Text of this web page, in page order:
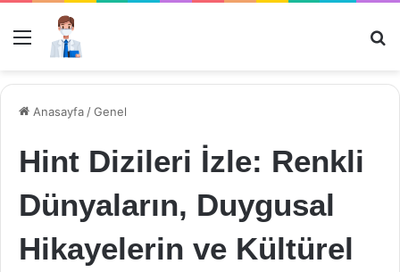
Menü
Anasayfa /Genel
Hint Dizileri İzle: Renkli
Dünyaların, Duygusal
Hikayelerin ve Kültürel